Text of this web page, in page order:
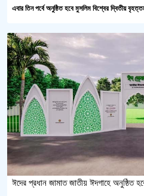
এবার তিন পর্বে অনুষ্ঠিত হবে মুসলিম বিশ্বের দ্বিতীয়
ঈদের প্রধান জামাত জাতীয় ঈদগাহে অনুষ্ঠিত